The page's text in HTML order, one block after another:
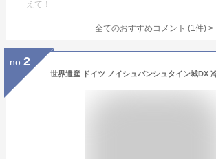
えて！
全てのおすすめコメント (1件) >
no. 2